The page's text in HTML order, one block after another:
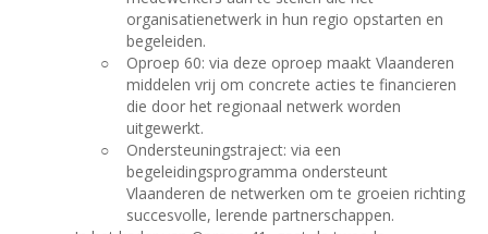
organisatienetwerk in hun regio opstarten en
begeleiden.
○
Oproep 60: via deze oproep maakt Vlaanderen
middelen vrij om concrete acties te financieren
die door het regionaal netwerk worden
uitgewerkt.
○
Ondersteuningstraject: via een
begeleidingsprogramma ondersteunt
Vlaanderen de netwerken om te groeien richting
succesvolle, lerende partnerschappen.